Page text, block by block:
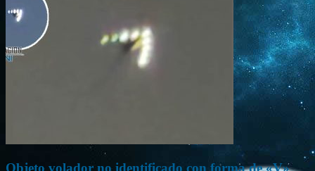
Objeto volador no identificado con forma de «V»